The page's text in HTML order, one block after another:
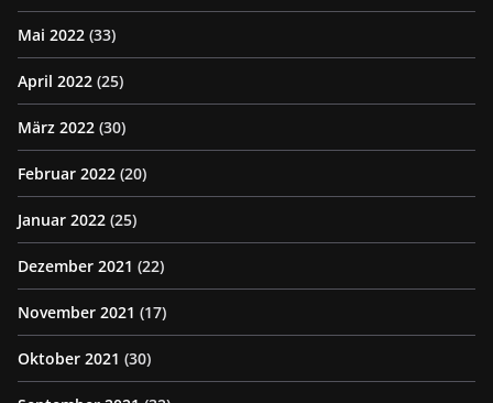
Mai 2022 (33)
April 2022 (25)
März 2022 (30)
Februar 2022 (20)
Januar 2022 (25)
Dezember 2021 (22)
November 2021 (17)
Oktober 2021 (30)